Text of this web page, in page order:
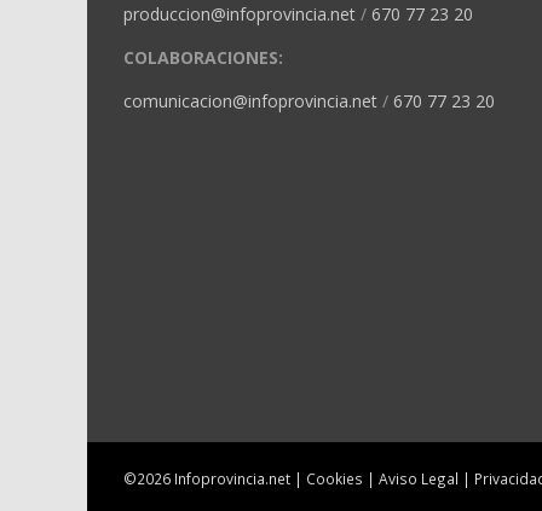
produccion@infoprovincia.net / 670 77 23 20
COLABORACIONES:
comunicacion@infoprovincia.net / 670 77 23 20
©2026 Infoprovincia.net | Cookies | Aviso Legal |